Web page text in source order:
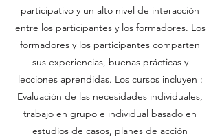
participativo y un alto nivel de interacción
entre los participantes y los formadores. Los
formadores y los participantes comparten
sus experiencias, buenas prácticas y
lecciones aprendidas. Los cursos incluyen :
Evaluación de las necesidades individuales,
trabajo en grupo e individual basado en
estudios de casos, planes de acción